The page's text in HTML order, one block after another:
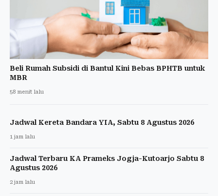
Beli Rumah Subsidi di Bantul Kini Bebas BPHTB untuk
MBR
58 menit lalu
Jadwal Kereta Bandara YIA, Sabtu 8 Agustus 2026
1 jam lalu
Jadwal Terbaru KA Prameks Jogja-Kutoarjo Sabtu 8
Agustus 2026
2 jam lalu